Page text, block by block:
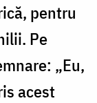
pentru
Pe
„Eu,
acest